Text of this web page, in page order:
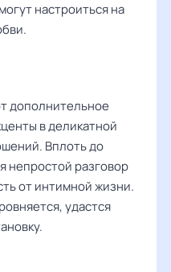
настроиться на
дополнительное
в деликатной
Вплоть до
непростой разговор
от интимной жизни.
удастся